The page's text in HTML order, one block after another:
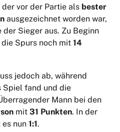
vor der Partie als bester
ausgezeichnet worden war,
der Sieger aus. Zu Beginn
Spurs noch mit 14
jedoch ab, während
Spiel fand und die
Mann bei den
mit 31 Punkten. In der
es nun 1:1.